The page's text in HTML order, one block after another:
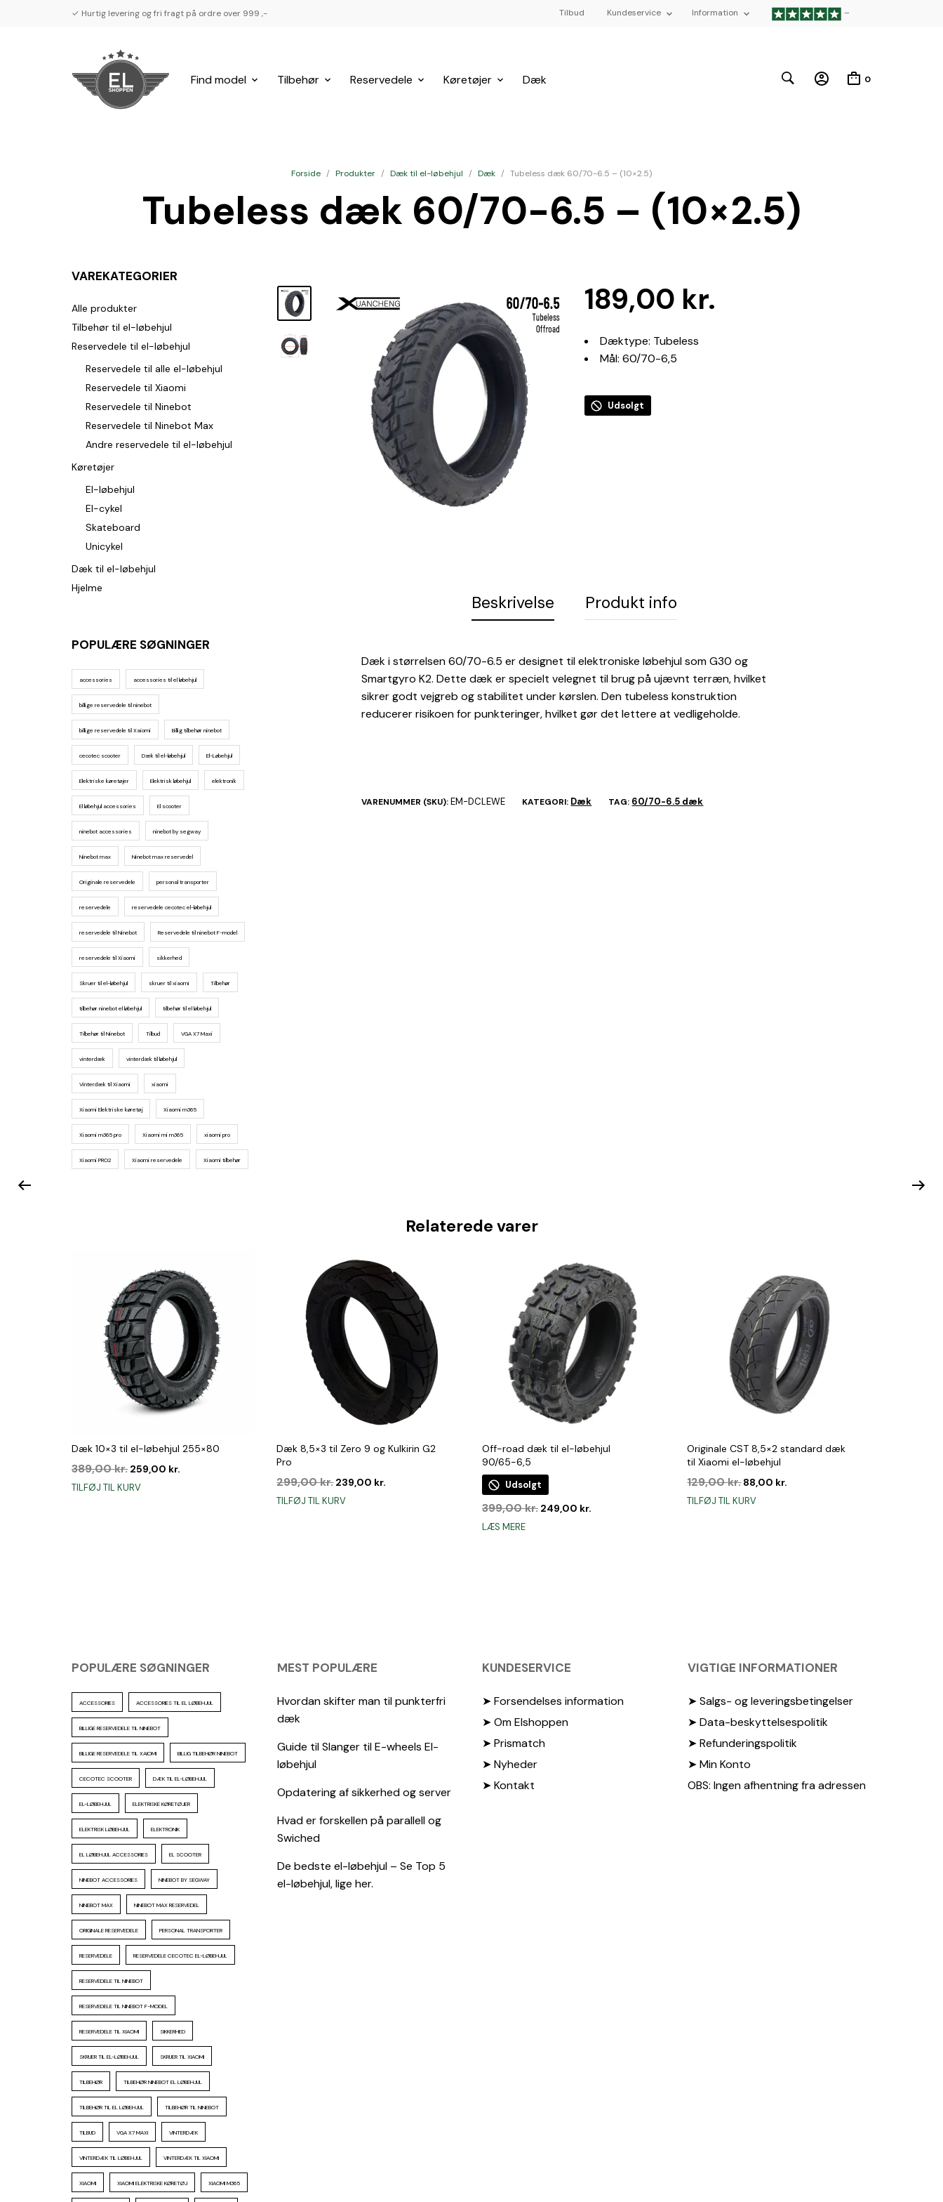
✓ Hurtig levering og fri fragt på ordre over 999 ,- Tilbud Kundeservice Information –
Find model Tilbehør Reservedele Køretøjer Dæk 0
Forside / Produkter / Dæk til el-løbehjul / Dæk / Tubeless dæk 60/70-6.5 – (10×2.5)
Tubeless dæk 60/70-6.5 – (10×2.5)
VAREKATEGORIER
Alle produkter
Tilbehør til el-løbehjul
Reservedele til el-løbehjul
Reservedele til alle el-løbehjul
Reservedele til Xiaomi
Reservedele til Ninebot
Reservedele til Ninebot Max
Andre reservedele til el-løbehjul
Køretøjer
El-løbehjul
El-cykel
Skateboard
Unicykel
Dæk til el-løbehjul
Hjelme
POPULÆRE SØGNINGER
accessories accessories til el løbehjul
billige reservedele til ninebot
billige reservedele til Xaiomi Billig tilbehør ninebot
cecotec scooter Dæk til el-løbehjul El-Løbehjul
Elektriske køretøjer Elektrisk løbehjul elektronik
El løbehjul accessories El scooter
ninebot accessories ninebot by segway
Ninebot max Ninebot max reservedel
Originale reservedele personal transporter
reservedele reservedele cecotec el-løbehjul
reservedele til Ninebot Reservedele til ninebot F-model
reservedele til Xiaomi sikkerhed
Skruer til el-løbehjul skruer til xiaomi Tilbehør
tilbehør ninebot el løbehjul tilbehør til el løbehjul
Tilbehør til Ninebot Tilbud VGA X7 Maxi
vinterdæk vinterdæk til løbehjul
Vinterdæk til Xiaomi xiaomi
Xiaomi Elektriske køretøj Xiaomi m365
Xiaomi m365 pro Xiaomi mi m365 xiaomi pro
Xiaomi PRO2 Xiaomi reservedele Xiaomi tilbehør
189,00 kr.
Dæktype: Tubeless
Mål: 60/70-6,5
Udsolgt
Beskrivelse Produkt info
Dæk i størrelsen 60/70-6.5 er designet til elektroniske løbehjul som G30 og
Smartgyro K2. Dette dæk er specielt velegnet til brug på ujævnt terræn, hvilket
sikrer godt vejgreb og stabilitet under kørslen. Den tubeless konstruktion
reducerer risikoen for punkteringer, hvilket gør det lettere at vedligeholde.
VARENUMMER (SKU):EM-DCLEWE KATEGORI: Dæk TAG: 60/70-6.5 dæk
Relaterede varer
Dæk 10×3 til el-løbehjul 255×80
389,00kr. Den
pris
259,00 kr.
TILFØJ TIL KURV
Dæk 8,5×3 til Zero 9 og Kulkirin G2
Pro
299,00kr.Den
pris
239,00 kr.
TILFØJ TIL KURV
Off-road dæk til el-løbehjul
90/65-6,5
Udsolgt
399,00kr. Den
249,00 kr.
LÆS MERE
Originale CST 8,5×2 standard dæk
til Xiaomi el-løbehjul
129,00kr.Den
pris
88,00 kr.
TILFØJ TIL KURV
POPULÆRE SØGNINGER
ACCESSORIES ACCESSORIES TIL EL LØBEHJUL
BILLIGE RESERVEDELE TIL NINEBOT
BILLIGE RESERVEDELE TIL XAIOMI BILLIG TILBEHØR NINEBOT
CECOTEC SCOOTER DÆK TIL EL-LØBEHJUL
EL-LØBEHJUL ELEKTRISKE KØRETØJER
ELEKTRISK LØBEHJUL ELEKTRONIK
EL LØBEHJUL ACCESSORIES EL SCOOTER
NINEBOT ACCESSORIES NINEBOT BY SEGWAY
NINEBOT MAX NINEBOT MAX RESERVEDEL
ORIGINALE RESERVEDELE PERSONAL TRANSPORTER
RESERVEDELE RESERVEDELE CECOTEC EL-LØBEHJUL
RESERVEDELE TIL NINEBOT
RESERVEDELE TIL NINEBOT F-MODEL
RESERVEDELE TIL XIAOMI SIKKERHED
SKRUER TIL EL-LØBEHJUL SKRUER TIL XIAOMI
TILBEHØR TILBEHØR NINEBOT EL LØBEHJUL
TILBEHØR TIL EL LØBEHJUL TILBEHØR TIL NINEBOT
TILBUD VGA X7 MAXI VINTERDÆK
VINTERDÆK TIL LØBEHJUL VINTERDÆK TIL XIAOMI
XIAOMI XIAOMI ELEKTRISKE KØRETØJ XIAOMI M365
MEST POPULÆRE
Hvordan skifter man til punkterfri
dæk
Guide til Slanger til E-wheels El-
løbehjul
Opdatering af sikkerhed og server
Hvad er forskellen på parallell og
Swiched
De bedste el-løbehjul – Se Top 5
el-løbehjul, lige her.
KUNDESERVICE
➤ Forsendelses information
➤ Om Elshoppen
➤ Prismatch
➤ Nyheder
➤ Kontakt
VIGTIGE INFORMATIONER
➤ Salgs- og leveringsbetingelser
➤ Data-beskyttelsespolitik
➤ Refunderingspolitik
➤ Min Konto
OBS: Ingen afhentning fra adressen